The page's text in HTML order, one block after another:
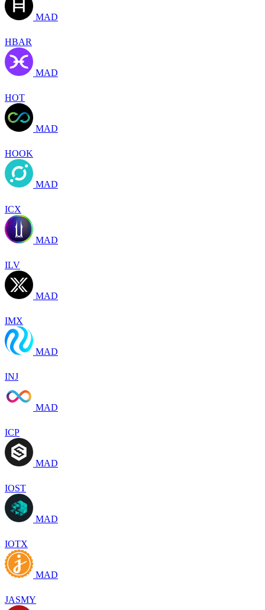
MAD
HBAR
MAD
HOT
MAD
HOOK
MAD
ICX
MAD
ILV
MAD
IMX
MAD
INJ
MAD
ICP
MAD
IOST
MAD
IOTX
MAD
JASMY